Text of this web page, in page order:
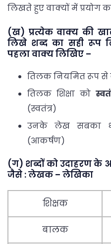
लिखते हुए वाक्यों में प्रयोग
(ख) प्रत्येक वाक्य की
लिखे शब्द का सही रूप
पहला वाक्य लिखिए –
तिलक नियमित रूप से
तिलक शिक्षा को
(स्वतंत्र)
उनके लेख सबका
(आकर्षण)
(ग) शब्दों को उदाहरण के
जैसे : लेखक – लेखिका
शिक्षक
बालक